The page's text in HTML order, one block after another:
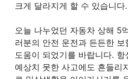
크게 달라지게 할 수 있습니다.
오늘 나누었던 자동차 상해 5
러분의 안전 운전과 든든한
도움이 되었기를 바랍니다.
예상치 못한 사고에도 흔들리